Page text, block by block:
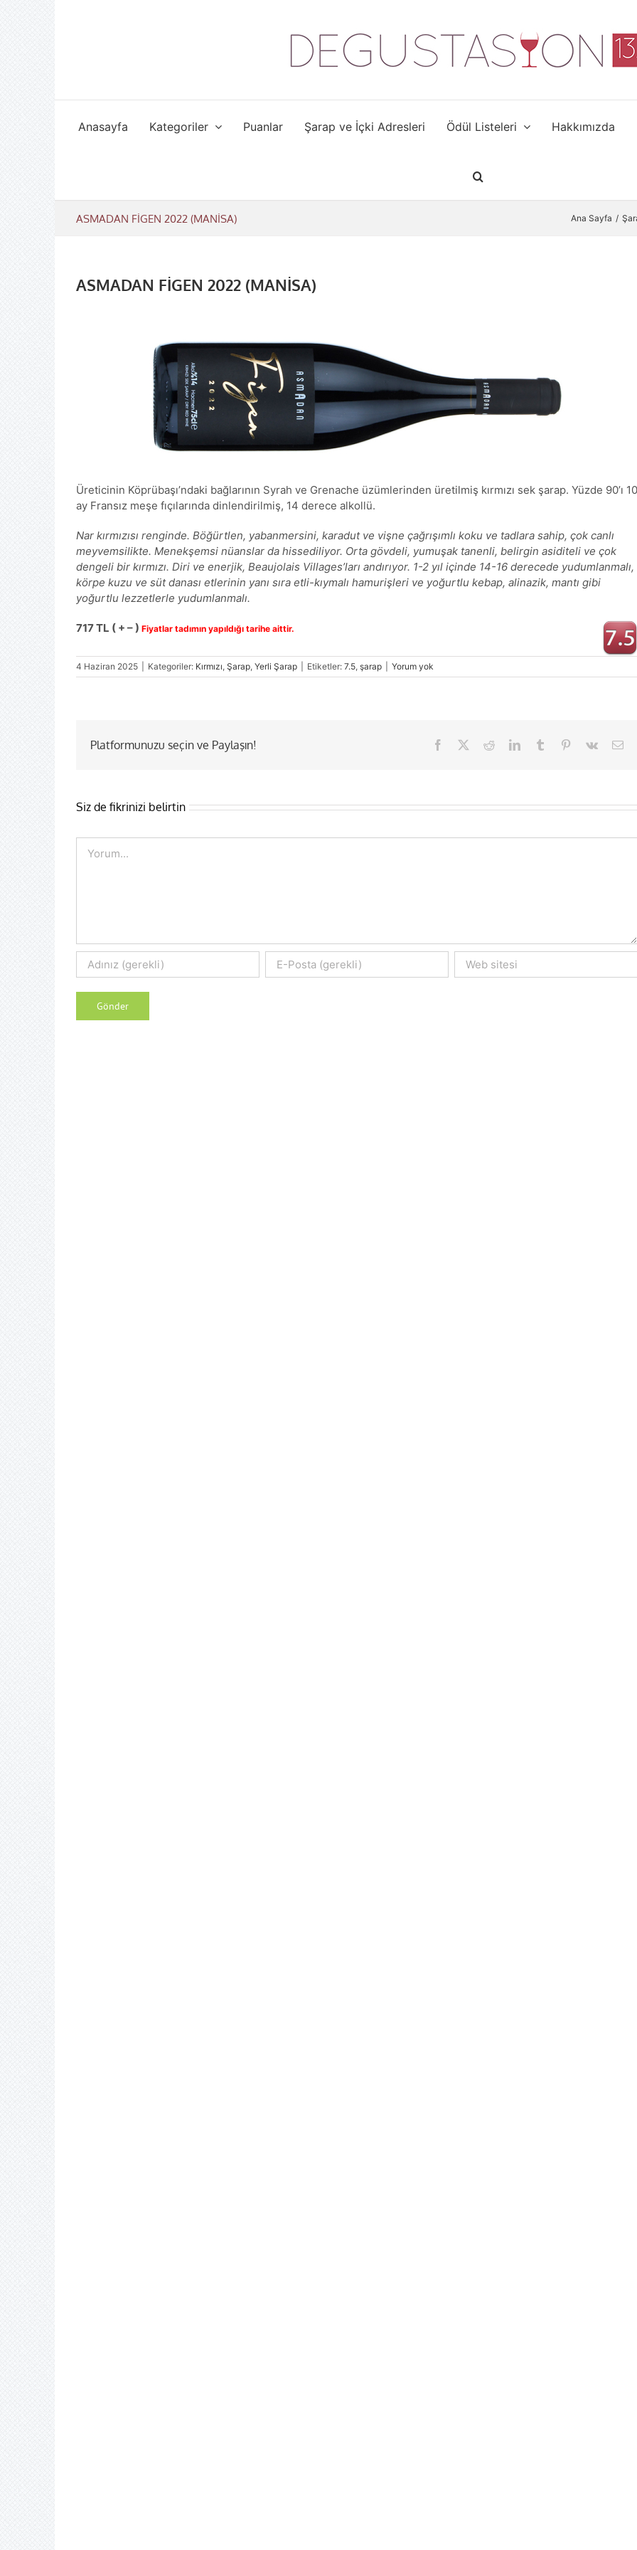
Anasayfa Kategoriler Puanlar Şarap ve İçki Adresleri Ödül Listeleri Hakkımızda
ASMADAN FİGEN 2022 (MANİSA) Ana Sayfa
ASMADAN FİGEN 2022 (MANİSA)
Üreticinin Köprübaşı’ndaki bağlarının Syrah ve Grenache üzümlerinden üretilmiş kırmızı sek şarap. Yüzde 90’ı 10
ay Fransız meşe fıçılarında dinlendirilmiş, 14 derece alkollü.
Nar kırmızısı renginde. Böğürtlen, yabanmersini, karadut ve vişne çağrışımlı koku ve tadlara sahip, çok canlı
meyvemsilikte. Menekşemsi nüanslar da hissediliyor. Orta gövdeli, yumuşak tanenli, belirgin asiditeli ve çok
dengeli bir kırmızı. Diri ve enerjik, Beaujolais Villages’ları andırıyor. 1-2 yıl içinde 14-16 derecede yudumlanmalı,
körpe kuzu ve süt danası etlerinin yanı sıra etli-kıymalı hamurişleri ve yoğurtlu kebap, alinazik, mantı gibi
yoğurtlu lezzetlerle yudumlanmalı.
717 TL ( + – ) Fiyatlar tadımın yapıldığı tarihe aittir.
4 Haziran 2025 Kategoriler: Kırmızı, Şarap, Yerli Şarap Etiketler: 7.5, şarap Yorum yok
Platformunuzu seçin ve Paylaşın! Facebook RedditLinkedInTumblr Pinterest
Vk
E-
Siz de fikrinizi belirtin